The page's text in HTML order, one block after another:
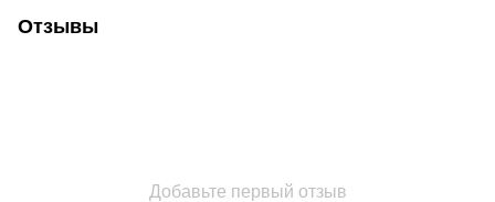
Отзывы
Добавьте первый отзыв